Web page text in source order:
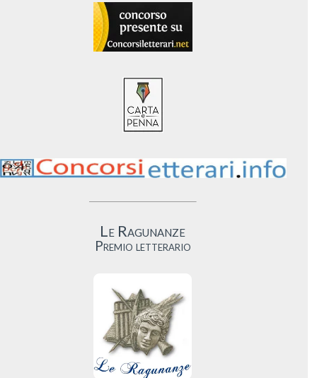
Le Ragunanze
Premio letterario